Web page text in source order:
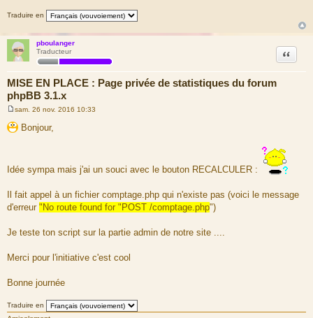
e
Traduire en
pboulanger
Traducteur
MISE EN PLACE : Page privée de statistiques du forum
phpBB 3.1.x
Citation
e
s
e
sam. 26 nov. 2016 10:33
Bonjour,
Idée sympa mais j'ai un souci avec le bouton RECALCULER :
Il fait appel à un fichier comptage.php qui n'existe pas (voici le message
d'erreur "No route found for "POST /comptage.php")
Je teste ton script sur la partie admin de notre site ....
Merci pour l'initiative c'est cool
Bonne journée
Traduire en